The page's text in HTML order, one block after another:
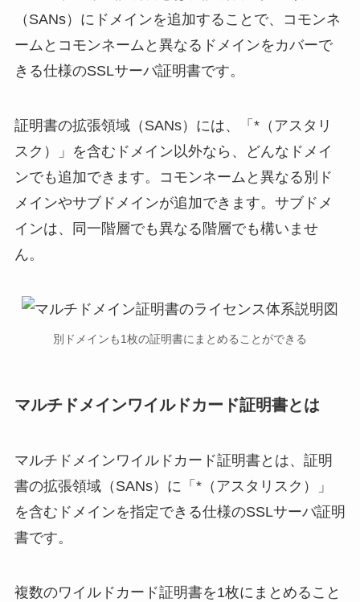
（SANs）にドメインを追加することで、コモンネ
ームとコモンネームと異なるドメインをカバーで
きる仕様のSSLサーバ証明書です。
証明書の拡張領域（SANs）には、「*（アスタリ
スク）」を含むドメイン以外なら、どんなドメイ
ンでも追加できます。コモンネームと異なる別ド
メインやサブドメインが追加できます。サブドメ
インは、同一階層でも異なる階層でも構いませ
ん。
別ドメインも1枚の証明書にまとめることができる
マルチドメインワイルドカード証明書とは
マルチドメインワイルドカード証明書とは、証明
書の拡張領域（SANs）に「*（アスタリスク）」
を含むドメインを指定できる仕様のSSLサーバ証明
書です。
複数のワイルドカード証明書を1枚にまとめること